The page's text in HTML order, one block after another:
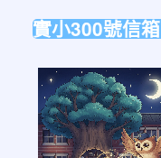
實小300號信箱